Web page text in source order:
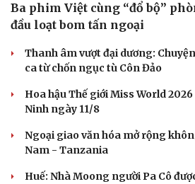
Cải chính
Ba phim Việt cùng “đổ bộ”
đầu loạt bom tấn ngoại
Thanh âm vượt đại dương:
ca từ chốn ngục tù Côn Đảo
Hoa hậu Thế giới Miss World
Ninh ngày 11/8
Ngoại giao văn hóa mở rộng
Nam - Tanzania
Huế: Nhà Moong người Pa Cô